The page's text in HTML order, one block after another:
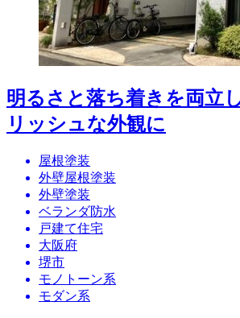
明るさと落ち着きを両立
リッシュな外観に
屋根塗装
外壁屋根塗装
外壁塗装
ベランダ防水
戸建て住宅
大阪府
堺市
モノトーン系
モダン系